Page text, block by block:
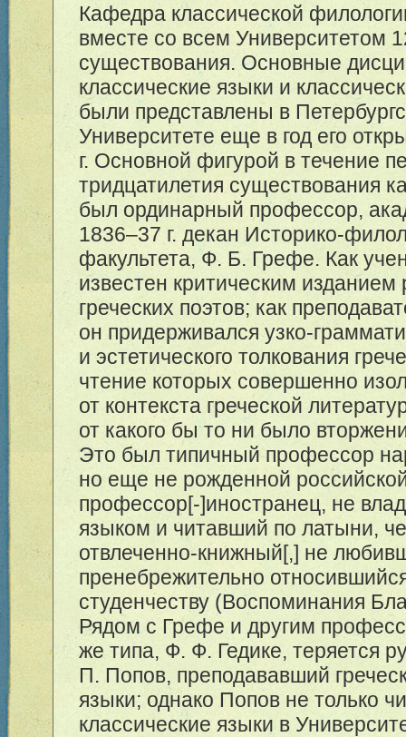
Кафедра классической
вместе со всем Университетом
существования. Основные
классические языки и
были представлены в
Университете еще в год его
г. Основной фигурой в течение
тридцатилетия существования
был ординарный профессор,
1836–37 г. декан Историко-
факультета, Ф. Б. Грефе. Как
известен критическим изданием
греческих поэтов; как
он придерживался узко-
и эстетического толкования
чтение которых совершенно
от контекста греческой
от какого бы то ни было
Это был типичный профессор
но еще не рожденной
профессор[-]иностранец, не
языком и читавший по латыни,
отвлеченно-книжный[,] не
пренебрежительно
студенчеству (Воспоминания
Рядом с Грефе и другим
же типа, Ф. Ф. Гедике, теряется
П. Попов, преподававший
языки; однако Попов не только
классические языки в